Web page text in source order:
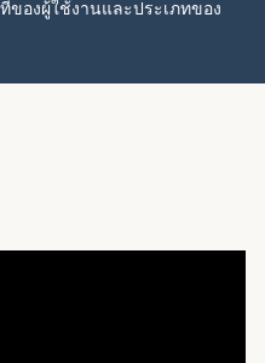
ของผู้ใช้งานและประเภทของ